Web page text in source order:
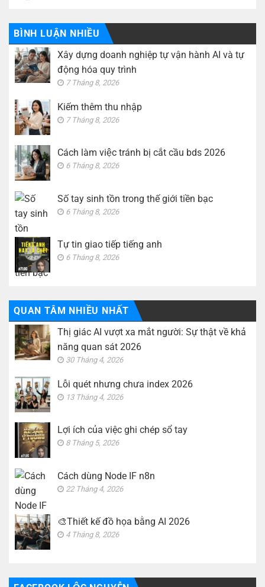
trong
thế
giới
tiền
bạc
ở
Tự
tin
giao
tiếp
tiếng
anh
BÌNH LUẬN NHIỀU
Xây dựng doanh nghiệp tự vận hành AI và tự
động hóa quy trình
7 Tháng 8, 2026
Kiếm thêm thu nhập
7 Tháng 8, 2026
Cách làm việc tránh bị cắt cầu bds 2026
6 Tháng 8, 2026
Số tay sinh tồn trong thế giới tiền bạc
6 Tháng 8, 2026
Tự tin giao tiếp tiếng anh
6 Tháng 8, 2026
QUAN TÂM NHIỀU NHẤT
Thị giác AI vượt xa mắt người: Sự thật về khả
năng quan sát 2026
30 Tháng 4, 2026
Lỗi quét nhưng chưa index 2026
13 Tháng 4, 2026
Lợi ích của việc ghi chép sổ tay
8 Tháng 5, 2026
Cách dùng Node IF n8n
22 Tháng 4, 2026
🎨Thiết kế đồ họa bằng AI 2026
4 Tháng 8, 2026